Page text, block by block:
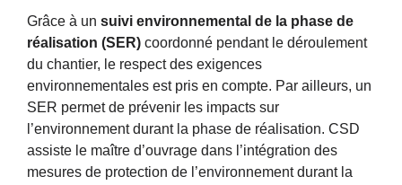
Grâce à un suivi environnemental de la phase de
réalisation (SER) coordonné pendant le déroulement
du chantier, le respect des exigences
environnementales est pris en compte. Par ailleurs, un
SER permet de prévenir les impacts sur
l’environnement durant la phase de réalisation. CSD
assiste le maître d’ouvrage dans l’intégration des
mesures de protection de l’environnement durant la